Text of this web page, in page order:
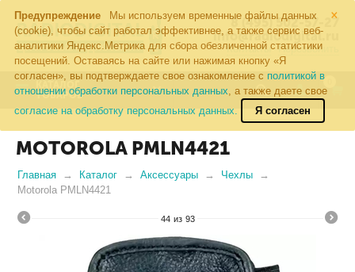
×
Предупреждение
Мы используем временные файлы данных
(cookie), чтобы сайт работал эффективнее, а также сервис веб-
аналитики Яндекс.Метрика для сбора обезличенной статистики
посещений. Оставаясь на сайте или нажимая кнопку «Я
согласен», вы подтверждаете свое ознакомление с политикой в
отношении обработки персональных данных, а также даете свое
согласие на обработку персональных данных.
Я согласен
8 (495) 502-57-27
info@radiodigital.ru
Контакты Перезвонить
КАТАЛОГ
ТОВАРОВ
MOTOROLA PMLN4421
Главная Каталог Аксессуары
Чехлы
Motorola PMLN4421
44 из 93